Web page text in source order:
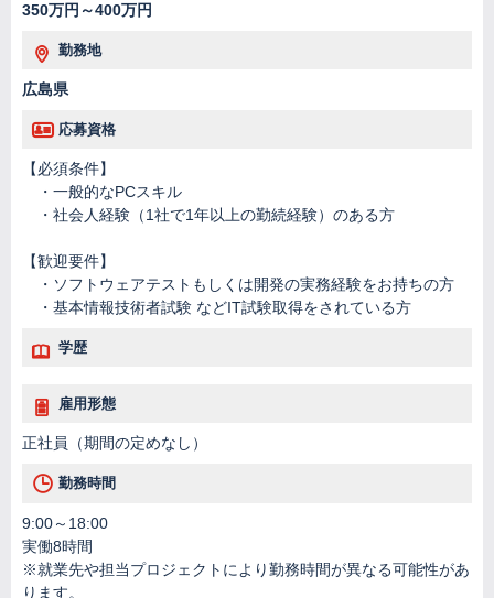
350万円～400万円
勤務地
広島県
応募資格
【必須条件】
・一般的なPCスキル
・社会人経験（1社で1年以上の勤続経験）のある方
【歓迎要件】
・ソフトウェアテストもしくは開発の実務経験をお持ちの方
・基本情報技術者試験 などIT試験取得をされている方
学歴
雇用形態
正社員（期間の定めなし）
勤務時間
9:00～18:00
実働8時間
※就業先や担当プロジェクトにより勤務時間が異なる可能性があ
ります。